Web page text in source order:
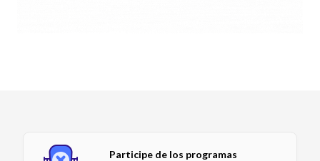
Participe de los programas